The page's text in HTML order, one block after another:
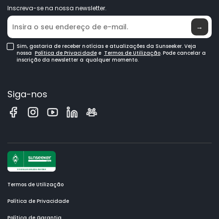
Onde Comprar
Inscreva-se na nossa newsletter.
→
Sim, gostaria de receber notícias e atualizações da Sunseeker. Veja
nossa Política de Privacidadee Termos de Utilização. Pode cancelar a
inscrição da newsletter a qualquer momento.
Siga-nos
Termos de Utilização
Política de Privacidade